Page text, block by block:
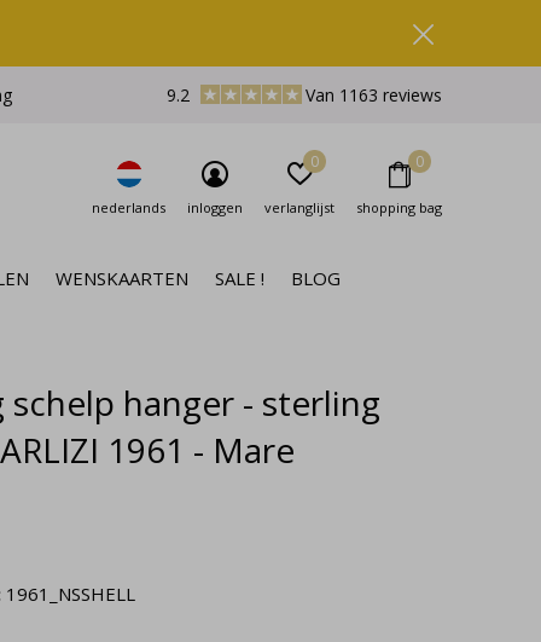
WENSKAARTEN SALE ! BLOG
nederlands inloggen verlanglijst
0
shopping bag
0
9.2 Van 1163 reviews
schelp hanger - sterling
1961 - Mare
1961_NSSHELL